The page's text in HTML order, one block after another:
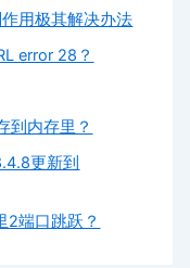
用极其解决办法
error 28？
到内存里？
更新到
2端口跳跃？